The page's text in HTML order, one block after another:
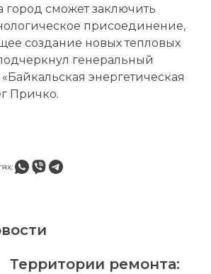
город сможет заключить
присоединение,
создание новых тепловых
генеральный
энергетическая
Причко.
Территории ремонта: